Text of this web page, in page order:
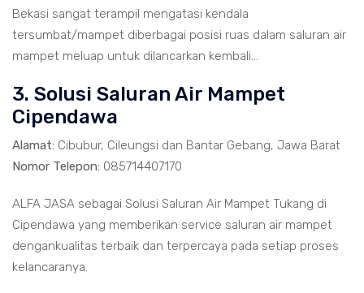
Bekasi sangat terampil mengatasi kendala
tersumbat/mampet diberbagai posisi ruas dalam saluran air
mampet meluap untuk dilancarkan kembali...
3. Solusi Saluran Air Mampet
Cipendawa
Alamat: Cibubur, Cileungsi dan Bantar Gebang, Jawa Barat
Nomor Telepon: 085714407170
ALFA JASA sebagai Solusi Saluran Air Mampet Tukang di
Cipendawa yang memberikan service saluran air mampet
dengankualitas terbaik dan terpercaya pada setiap proses
kelancaranya.